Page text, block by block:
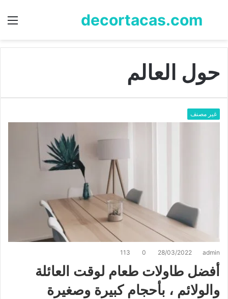
decortacas.com
بحث
حول العالم
غير مصنف
admin
28/03/2022
0
113
أفضل طاولات طعام لوقت العائلة
والولائم ، بأحجام كبيرة وصغيرة